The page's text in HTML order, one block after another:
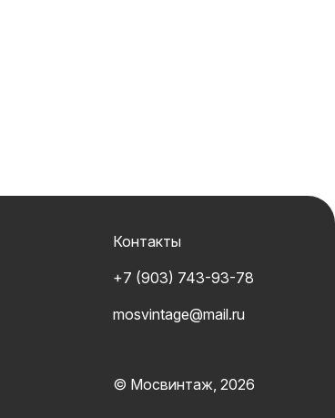
Контакты
+7 (903) 743-93-78
mosvintage@mail.ru
© Мосвинтаж, 2026